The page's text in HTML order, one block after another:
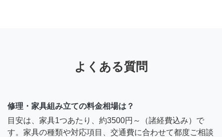
よくある質問
修理・家具組み立ての料金相場は？
目安は、家具1つあたり、約3500円～（諸経費込み）で
す。家具の種類や対応項目、交通費に合わせて都度ご相談